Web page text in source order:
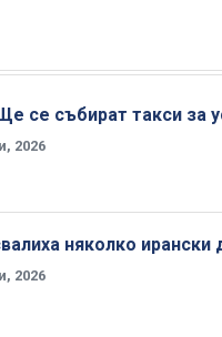
се събират такси за
2026
няколко ирански
2026